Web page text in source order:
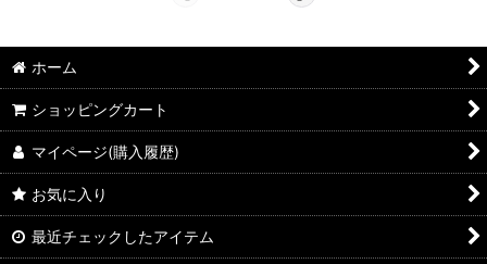
ホーム
ショッピングカート
マイページ(購入履歴)
お気に入り
最近チェックしたアイテム